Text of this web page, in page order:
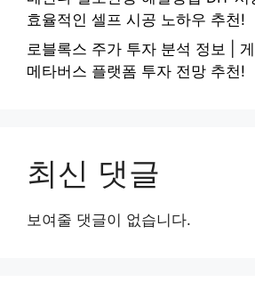
효율적인 셀프 시공 노하우 추천!
로블록스 주가 투자 분석 정보 |
메타버스 플랫폼 투자 전망 추천!
최신 댓글
보여줄 댓글이 없습니다.